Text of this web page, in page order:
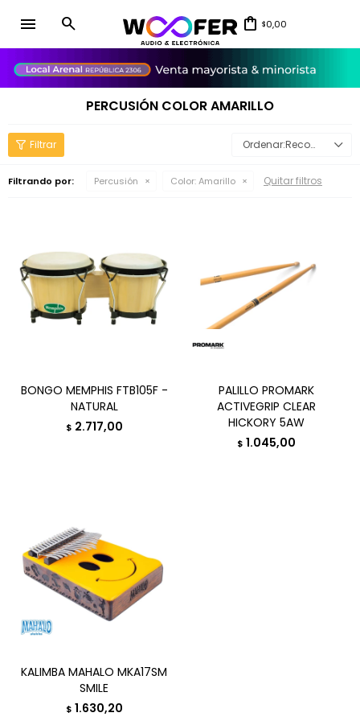
menu $0,00
PERCUSIÓN COLOR AMARILLO
Recomendados
Filtrando por: Percusión Color:Amarillo Quitar filtros
BONGO MEMPHIS FTB105F -
NATURAL
$ 2.717,00
PALILLO PROMARK
ACTIVEGRIP CLEAR
HICKORY 5AW
$ 1.045,00
KALIMBA MAHALO MKA17SM
SMILE
$ 1.630,20
close